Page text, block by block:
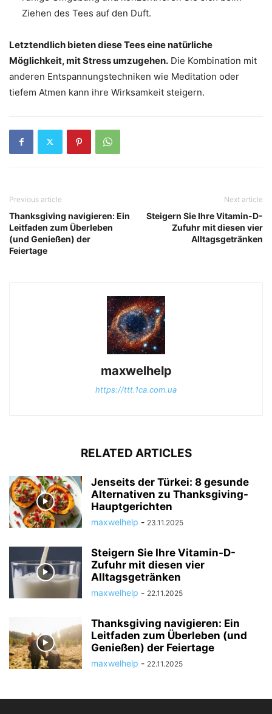
Ziehen des Tees auf den Duft.
Letztendlich bieten diese Tees eine natürliche
Möglichkeit, mit Stress umzugehen. Die Kombination mit
anderen Entspannungstechniken wie Meditation oder
tiefem Atmen kann ihre Wirksamkeit steigern.
Previous article
Thanksgiving navigieren: Ein
Leitfaden zum Überleben
(und Genießen) der
Feiertage
Next article
Steigern Sie Ihre Vitamin-D-
Zufuhr mit diesen vier
Alltagsgetränken
maxwelhelp
https://ttt.1ca.com.ua
RELATED ARTICLES
Jenseits der Türkei: 8 gesunde
Alternativen zu Thanksgiving-
Hauptgerichten
maxwelhelp - 23.11.2025
Steigern Sie Ihre Vitamin-D-
Zufuhr mit diesen vier
Alltagsgetränken
maxwelhelp - 22.11.2025
Thanksgiving navigieren: Ein
Leitfaden zum Überleben (und
Genießen) der Feiertage
maxwelhelp - 22.11.2025